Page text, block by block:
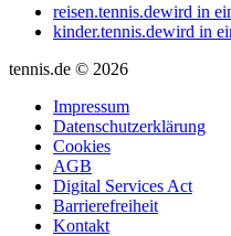
reisen.tennis.dewird in
kinder.tennis.dewird in
tennis.de © 2026
Impressum
Datenschutzerklärung
Cookies
AGB
Digital Services Act
Barrierefreiheit
Kontakt